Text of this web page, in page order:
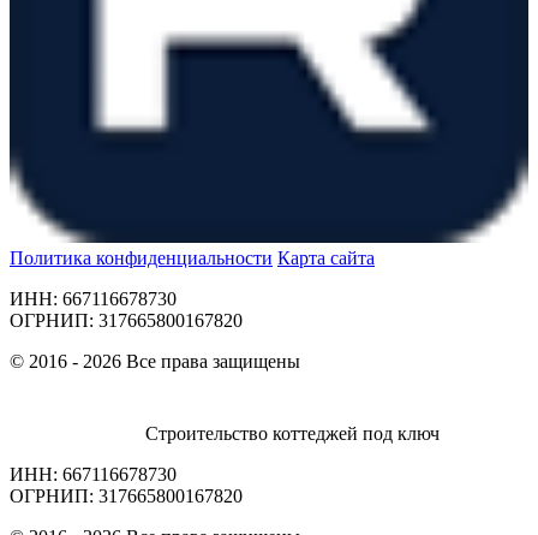
Политика конфиденциальности Карта сайта
ИНН: 667116678730
ОГРНИП: 317665800167820
© 2016 - 2026 Все права защищены
Строительство коттеджей под ключ
ИНН: 667116678730
ОГРНИП: 317665800167820